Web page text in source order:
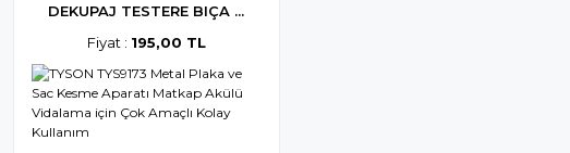
DEKUPAJ TESTERE BIÇA ...
Fiyat : 195,00 TL